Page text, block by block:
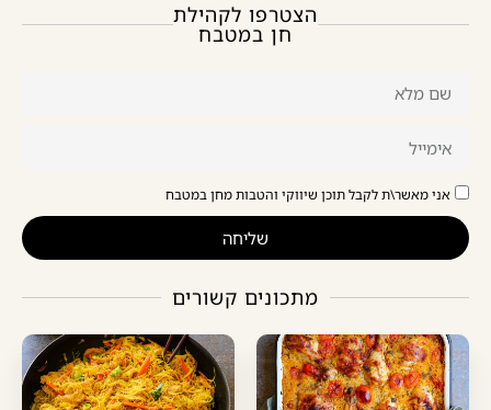
הצטרפו לקהילת
חן במטבח
אני מאשר\ת לקבל תוכן שיווקי והטבות מחן במטבח
שליחה
מתכונים קשורים